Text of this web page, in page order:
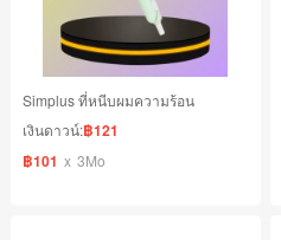
Simplus ที่หนีบผมความร้อน
เงินดาวน์:฿121
฿101 x 3Mo